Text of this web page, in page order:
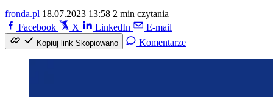
fronda.pl 18.07.2023 13:58 2 min czytania
Facebook
X LinkedIn E-mail
Kopiuj link Skopiowano Komentarze